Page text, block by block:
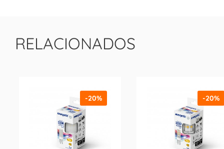
RELACIONADOS
-20% -20%